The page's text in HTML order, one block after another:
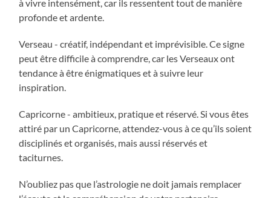
à vivre intensément, car ils ressentent tout de manière
profonde et ardente.
Verseau - créatif, indépendant et imprévisible. Ce signe
peut être difficile à comprendre, car les Verseaux ont
tendance à être énigmatiques et à suivre leur
inspiration.
Capricorne - ambitieux, pratique et réservé. Si vous êtes
attiré par un Capricorne, attendez-vous à ce qu’ils soient
disciplinés et organisés, mais aussi réservés et
taciturnes.
N’oubliez pas que l’astrologie ne doit jamais remplacer